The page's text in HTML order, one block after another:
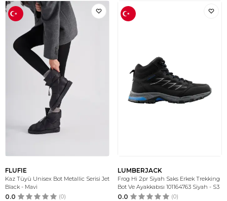
FLUFIE
Kaz Tüyü Unisex Bot Metallic Serisi Jet
Black - Mavi
0.0 (0)
LUMBERJACK
Frog Hi 2pr Siyah Saks Erkek Trekking
Bot Ve Ayakkabısı 101164763 Siyah - S3
0.0 (0)